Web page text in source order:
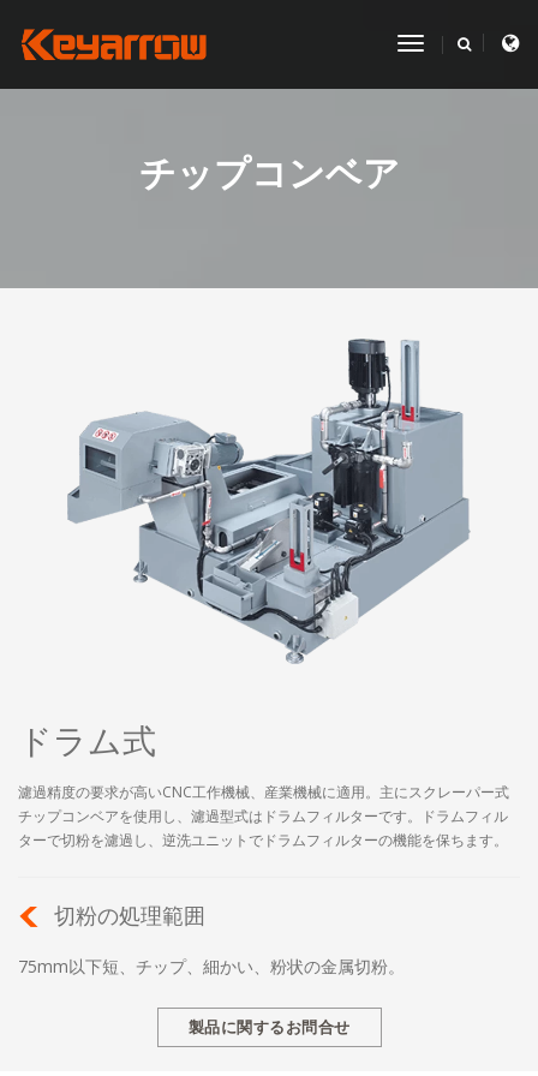
toggle
チップコンベア
ドラム式
濾過精度の要求が高いCNC工作機械、産業機械に適用。主にスクレーパー式
チップコンベアを使用し、濾過型式はドラムフィルターです。ドラムフィル
ターで切粉を濾過し、逆洗ユニットでドラムフィルターの機能を保ちます。
切粉の処理範囲
75mm以下短、チップ、細かい、粉状の金属切粉。
製品に関するお問合せ